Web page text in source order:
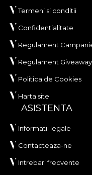
Termeni si conditii
Confidentialitate
Regulament
Regulament Giveaway
Politica de Cookies
Harta site
ASISTENTA
Informatii legale
Contacteaza-ne
Intrebari frecvente